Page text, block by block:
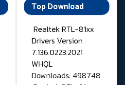
Top Download
Realtek RTL-81xx
Drivers Version
7.136.0223.2021
WHQL
Downloads: 498748